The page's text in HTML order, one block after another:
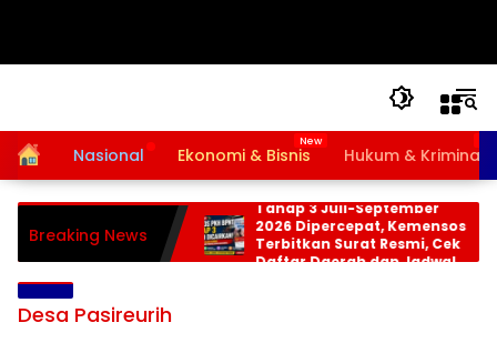
HomeNasional Ekonomi & Bisnis Hukum & Kriminal
Breaking News
Bansos PKH dan BPNT
Tahap 3 Juli-September
2026 Dipercepat, Kemensos
Terbitkan Surat Resmi, Cek
Daftar Daerah dan Jadwal
Desa Pasireurih